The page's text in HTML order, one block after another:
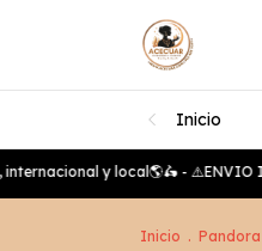
Inicio
y local🌎🛵 - ⚠️ENVIO
Inicio .